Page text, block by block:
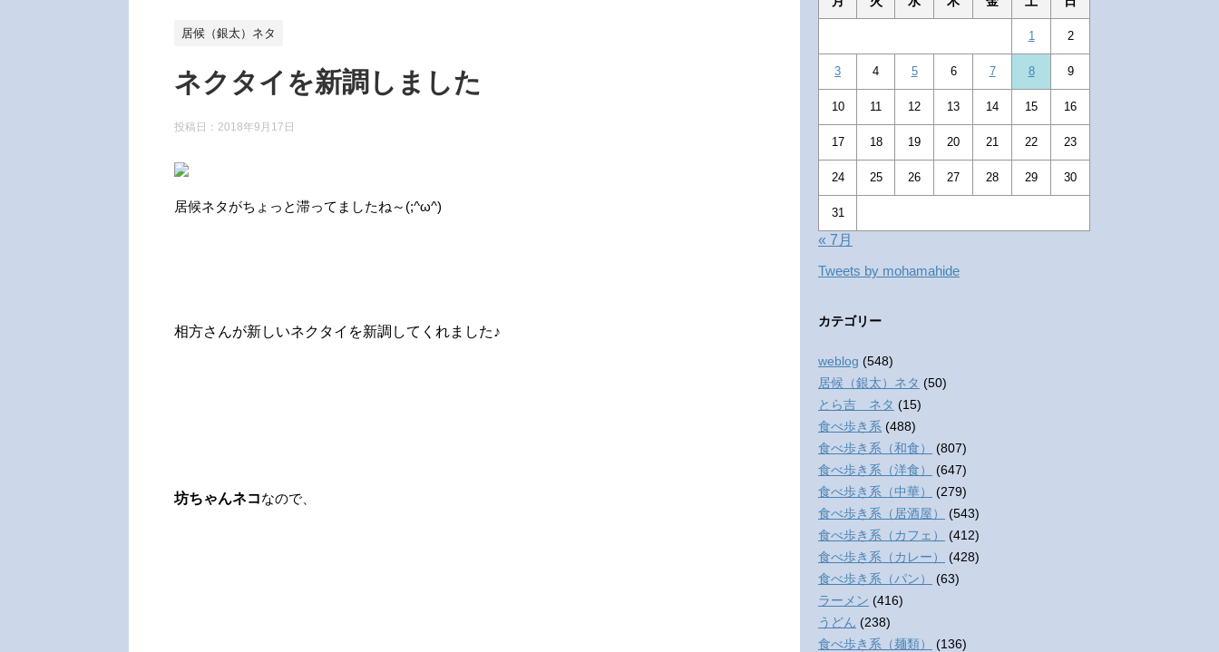
居候（銀太）ネタ
ネクタイを新調しました
投稿日： 2018年9月17日
居候ネタがちょっと滞ってましたね～(;^ω^)
相方さんが新しいネクタイを新調してくれました♪
坊ちゃんネコなので、
1 2
3 4 5 6 7 8 9
10 11 12 13 14 15 16
17 18 19 20 21 22 23
24 25 26 27 28 29 30
31
« 7月
Tweets by mohamahide
カテゴリー
weblog (548)
居候（銀太）ネタ (50)
とら吉 ネタ (15)
食べ歩き系 (488)
食べ歩き系（和食）
(807)
食べ歩き系（洋食）
(647)
食べ歩き系（中華）
(279)
食べ歩き系（居酒屋）
(543)
食べ歩き系（カフェ）
(412)
食べ歩き系（カレー）
(428)
食べ歩き系（パン）
(63)
ラーメン (416)
うどん (238)
食べ歩き系（麺類）
(136)